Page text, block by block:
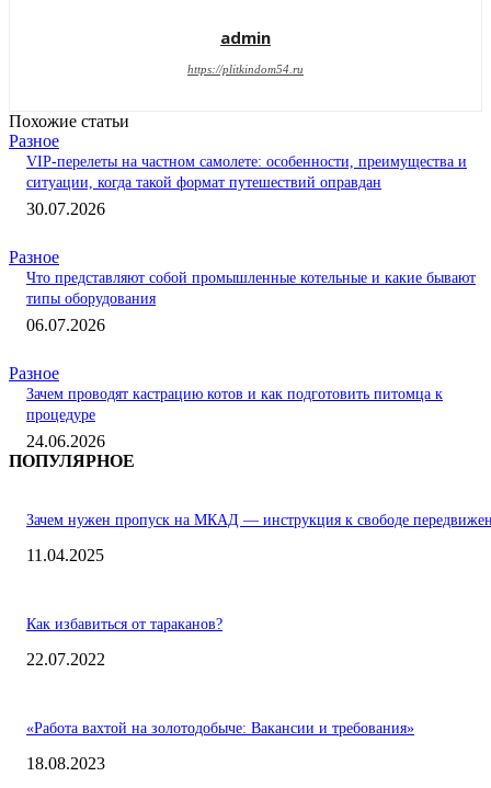
admin
https://plitkindom54.ru
Похожие статьи
Разное
VIP-перелеты на частном самолете: особенности, преимущества и
ситуации, когда такой формат путешествий оправдан
30.07.2026
Разное
Что представляют собой промышленные котельные и какие бывают
типы оборудования
06.07.2026
Разное
Зачем проводят кастрацию котов и как подготовить питомца к
процедуре
24.06.2026
ПОПУЛЯРНОЕ
Зачем нужен пропуск на МКАД — инструкция к свободе
11.04.2025
Как избавиться от тараканов?
22.07.2022
«Работа вахтой на золотодобыче: Вакансии и требования»
18.08.2023